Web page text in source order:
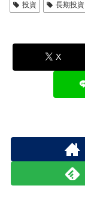
投資
長期投資
X